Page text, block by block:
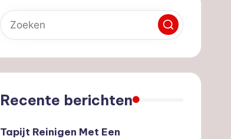
Recente berichten
Tapijt Reinigen Met Een